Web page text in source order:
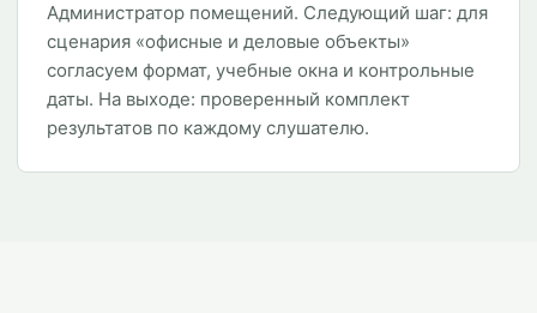
Администратор помещений. Следующий шаг: для
сценария «офисные и деловые объекты»
согласуем формат, учебные окна и контрольные
даты. На выходе: проверенный комплект
результатов по каждому слушателю.